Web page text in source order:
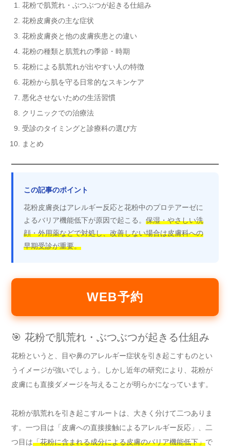
花粉で肌荒れ・ぶつぶつが起きる仕組み
花粉皮膚炎の主な症状
花粉皮膚炎と他の皮膚疾患との違い
花粉の種類と肌荒れの季節・時期
花粉による肌荒れが出やすい人の特徴
花粉から肌を守る日常的なスキンケア
悪化させないための生活習慣
クリニックでの治療法
受診のタイミングと診療科の選び方
まとめ
この記事のポイント
花粉皮膚炎はアレルギー反応と花粉中のプロテアーゼに
よるバリア機能低下が原因で起こる。 保湿・やさしい洗
顔・外用薬などで対処し、改善しない場合は皮膚科への
早期受診が重要。
WEB予約
🎯 花粉で肌荒れ・ぶつぶつが起きる仕組み
花粉というと、目や鼻のアレルギー症状を引き起こすものとい
うイメージが強いでしょう。しかし近年の研究により、花粉が
皮膚にも直接ダメージを与えることが明らかになっています。
花粉が肌荒れを引き起こすルートは、大きく分けて二つありま
す。一つ目は「皮膚への直接接触によるアレルギー反応」、二
つ目は「花粉に含まれる成分による皮膚のバリア機能低下」で